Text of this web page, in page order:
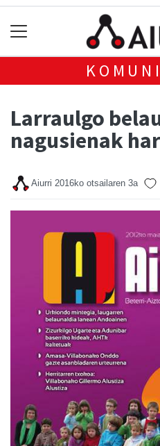
Larraulgo
nagusienak
Aiurri 2016ko otsailaren 3a